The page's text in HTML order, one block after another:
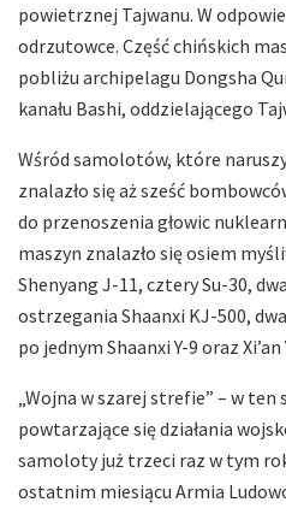
powietrznej Tajwanu. W
odrzutowce. Część chińskich
pobliżu archipelagu Dongsha
kanału Bashi, oddzielającego
Wśród samolotów, które
znalazło się aż sześć
do przenoszenia głowic
maszyn znalazło się osiem
Shenyang J-11, cztery Su-30,
ostrzegania Shaanxi KJ-500,
po jednym Shaanxi Y-9 oraz Xi’an
„Wojna w szarej strefie” – w
powtarzające się działania
samoloty już trzeci raz w tym
ostatnim miesiącu Armia